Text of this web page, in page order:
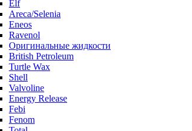
Elf
Areca/Selenia
Eneos
Ravenol
Оригинальные жидкости
British Petroleum
Turtle Wax
Shell
Valvoline
Energy Release
Febi
Fenom